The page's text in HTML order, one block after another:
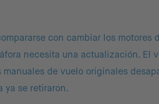
con cambiar los motores
necesita una actualización. El
de vuelo originales
ya se retiraron.